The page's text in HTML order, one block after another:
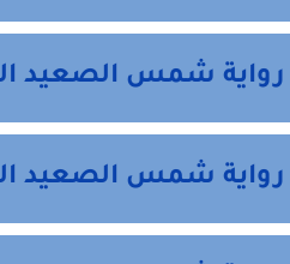
رواية شمس الصعيد
رواية شمس الصعيد